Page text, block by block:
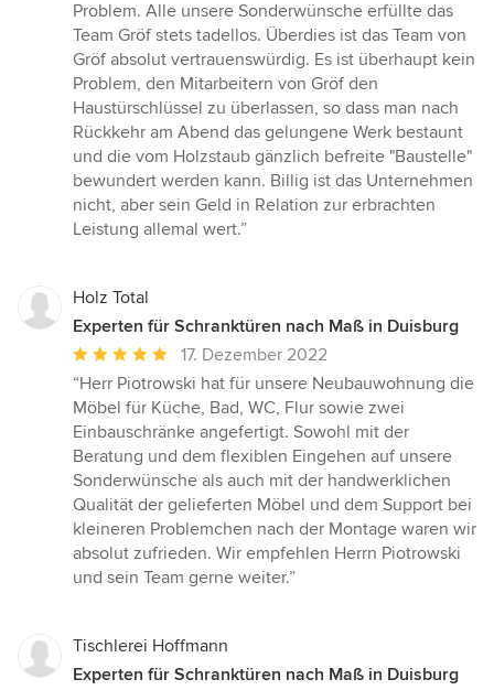
Problem. Alle unsere Sonderwünsche erfüllte das
Team Gröf stets tadellos. Überdies ist das Team von
Gröf absolut vertrauenswürdig. Es ist überhaupt kein
Problem, den Mitarbeitern von Gröf den
Haustürschlüssel zu überlassen, so dass man nach
Rückkehr am Abend das gelungene Werk bestaunt
und die vom Holzstaub gänzlich befreite "Baustelle"
bewundert werden kann. Billig ist das Unternehmen
nicht, aber sein Geld in Relation zur erbrachten
Leistung allemal wert.”
Holz Total
Experten für Schranktüren nach Maß in Duisburg
Durchschnittliche
Bewertung:
5
von
5
Sternen
17. Dezember 2022
“Herr Piotrowski hat für unsere Neubauwohnung die
Möbel für Küche, Bad, WC, Flur sowie zwei
Einbauschränke angefertigt. Sowohl mit der
Beratung und dem flexiblen Eingehen auf unsere
Sonderwünsche als auch mit der handwerklichen
Qualität der gelieferten Möbel und dem Support bei
kleineren Problemchen nach der Montage waren wir
absolut zufrieden. Wir empfehlen Herrn Piotrowski
und sein Team gerne weiter.”
Tischlerei Hoffmann
Experten für Schranktüren nach Maß in Duisburg